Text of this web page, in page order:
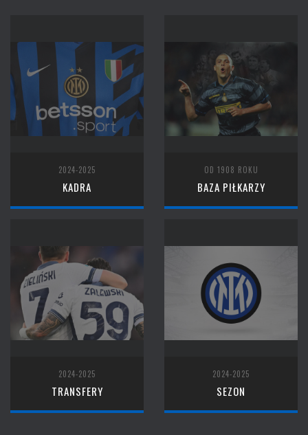
2024-2025
KADRA
OD 1908 ROKU
BAZA PIŁKARZY
2024-2025
TRANSFERY
2024-2025
SEZON